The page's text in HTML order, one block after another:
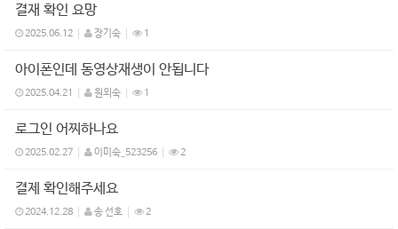
결재 확인 요망
2025.06.12 장기숙 1
아이폰인데 동영상재생이 안됩니다
2025.04.21 원외숙 1
로그인 어찌하나요
2025.02.27 이미숙_523256 2
결제 확인해주세요
2024.12.28 송 선호 2